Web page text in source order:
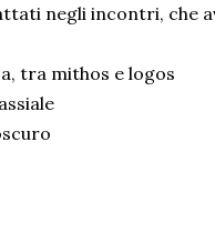
negli incontri, che
tra mithos e logos